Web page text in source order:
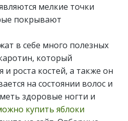
мелкие точки
покрывают
в себе много полезных
который
и роста костей, а также он
на состоянии волос и
здоровые ногти и
купить яблоки